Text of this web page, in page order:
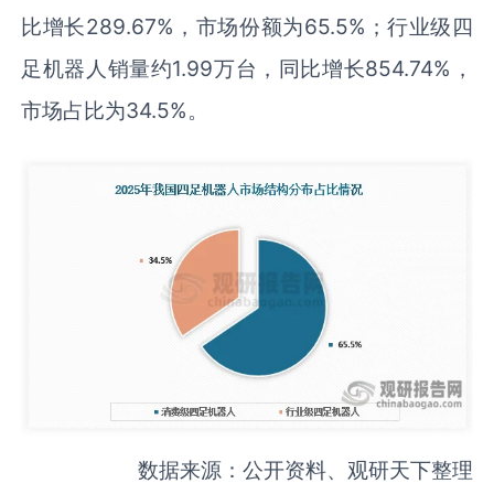
比增长289.67%，市场份额为65.5%；行业级四
足机器人销量约1.99万台，同比增长854.74%，
市场占比为34.5%。
数据来源：公开资料、观研天下整理